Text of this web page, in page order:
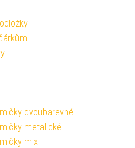
dvoubarevné
metalické
mix